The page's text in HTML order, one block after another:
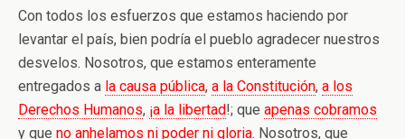
Con todos los esfuerzos que estamos haciendo por
levantar el país, bien podría el pueblo agradecer nuestros
desvelos. Nosotros, que estamos enteramente
entregados a la causa pública, a la Constitución, a los
Derechos Humanos, ¡a la libertad!; que apenas cobramos
y que no anhelamos ni poder ni gloria. Nosotros, que